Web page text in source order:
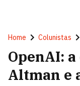
Home Colunistas
OpenAI:
Altman e